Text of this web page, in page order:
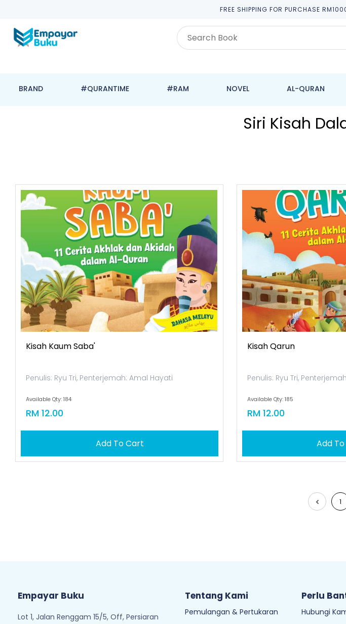
FREE SHIPPING FOR PURCHASE
BRAND #QURANTIME #RAM NOVEL AL-QURAN
Siri Kisah
Kisah Kaum Saba'
Penulis: Ryu Tri, Penterjemah: Amal Hayati
Available Qty: 184
RM 12.00
Add To Cart
Kisah Qarun
Penulis: Ryu Tri,
Available Qty: 185
RM 12.00
Add
1
Empayar Buku
Lot 1, Jalan Renggam 15/5, Off, Persiaran
Tentang Kami
Pemulangan & Pertukaran
Perlu
Hubungi